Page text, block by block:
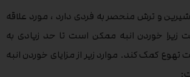
شیرین و ترش منحصر به فردی دارد ، مورد علاقه
زیرا خوردن انبه ممکن است تا حد زیادی به
کمک کند. موارد زیر از مزایای خوردن انبه